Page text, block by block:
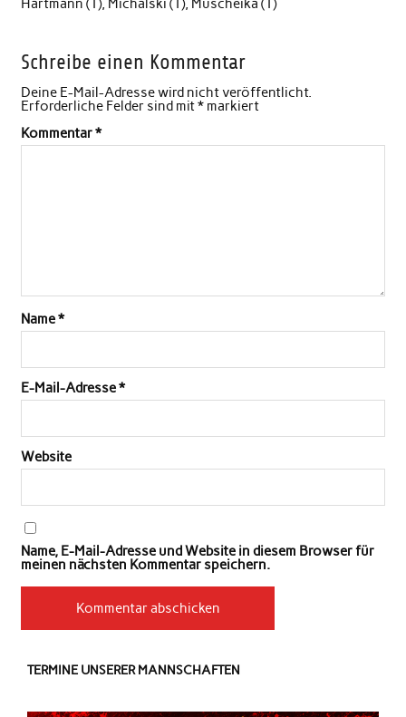
Hartmann (1), Michalski (1), Muscheika (1)
Schreibe einen Kommentar
Deine E-Mail-Adresse wird nicht veröffentlicht.
Erforderliche Felder sind mit*markiert
Kommentar*
Name*
E-Mail-Adresse*
Website
Name, E-Mail-Adresse und Website in diesem Browser für
meinen nächsten Kommentar speichern.
TERMINE UNSERER MANNSCHAFTEN